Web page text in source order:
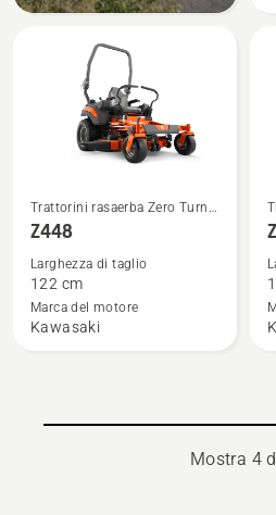
Vedi
maggiori
su
Z448
Trattorini rasaerba Zero Turn
professionali
Z448
Larghezza di taglio
122 cm
Marca del motore
Kawasaki
su
Mostra 4